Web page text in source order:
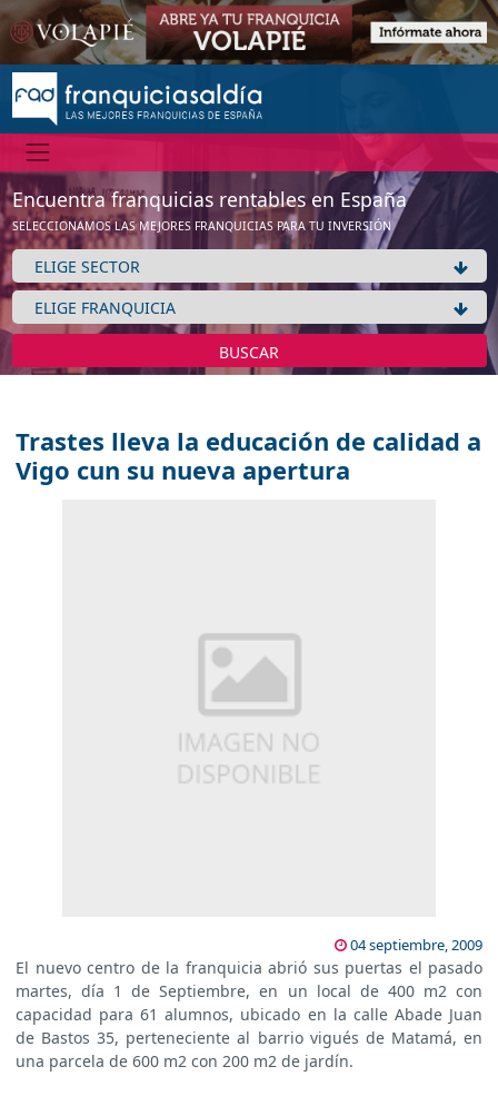
Encuentra franquicias rentables en España
SELECCIONAMOS LAS MEJORES FRANQUICIAS PARA TU INVERSIÓN
BUSCAR
Trastes lleva la educación de calidad a
Vigo cun su nueva apertura
04 septiembre, 2009
El nuevo centro de la franquicia abrió sus puertas el pasado
martes, día 1 de Septiembre, en un local de 400 m2 con
capacidad para 61 alumnos, ubicado en la calle Abade Juan
de Bastos 35, perteneciente al barrio vigués de Matamá, en
una parcela de 600 m2 con 200 m2 de jardín.